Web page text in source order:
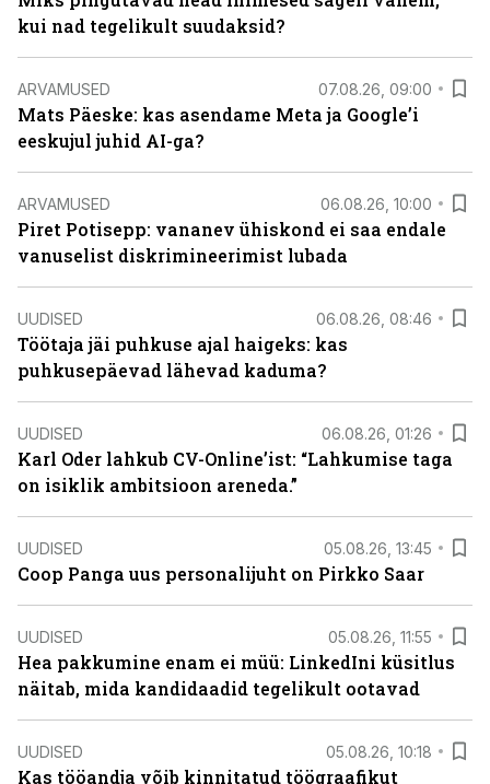
kui nad tegelikult suudaksid?
ARVAMUSED 07.08.26, 09:00
Mats Päeske: kas asendame Meta ja Google’i
eeskujul juhid AI-ga?
ARVAMUSED 06.08.26, 10:00
Piret Potisepp: vananev ühiskond ei saa endale
vanuselist diskrimineerimist lubada
UUDISED 06.08.26, 08:46
Töötaja jäi puhkuse ajal haigeks: kas
puhkusepäevad lähevad kaduma?
UUDISED 06.08.26, 01:26
Karl Oder lahkub CV-Online’ist: “Lahkumise taga
on isiklik ambitsioon areneda.”
UUDISED 05.08.26, 13:45
Coop Panga uus personalijuht on Pirkko Saar
UUDISED 05.08.26, 11:55
Hea pakkumine enam ei müü: LinkedIni küsitlus
näitab, mida kandidaadid tegelikult ootavad
UUDISED 05.08.26, 10:18
Kas tööandja võib kinnitatud töögraafikut